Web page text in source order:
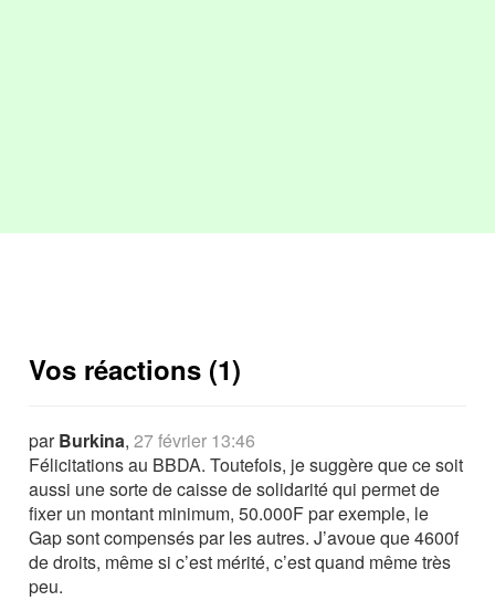
Vos réactions (1)
parBurkina,27 février 13:46
Félicitations au BBDA. Toutefois, je suggère que ce soit
aussi une sorte de caisse de solidarité qui permet de
fixer un montant minimum, 50.000F par exemple, le
Gap sont compensés par les autres. J’avoue que 4600f
de droits, même si c’est mérité, c’est quand même très
peu.